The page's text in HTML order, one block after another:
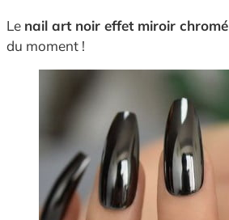
Le nail art noir effet miroir chromé
du moment !